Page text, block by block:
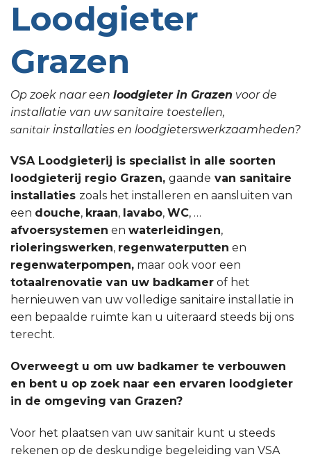
Loodgieter
Grazen
Op zoek naar een loodgieter in Grazen voor de
installatie van uw sanitaire toestellen,
sanitair installaties en loodgieterswerkzaamheden?
VSA Loodgieterij is specialist in alle soorten
loodgieterij regio Grazen, gaande van sanitaire
installaties zoals het installeren en aansluiten van
een douche, kraan, lavabo, WC, …
afvoersystemen en waterleidingen,
rioleringswerken, regenwaterputten en
regenwaterpompen, maar ook voor een
totaalrenovatie van uw badkamer of het
hernieuwen van uw volledige sanitaire installatie in
een bepaalde ruimte kan u uiteraard steeds bij ons
terecht.
Overweegt u om uw badkamer te verbouwen
en bent u op zoek naar een ervaren loodgieter
in de omgeving van Grazen?
Voor het plaatsen van uw sanitair kunt u steeds
rekenen op de deskundige begeleiding van VSA